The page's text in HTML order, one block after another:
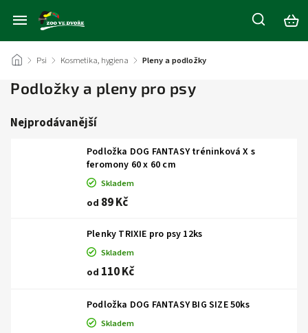
/ Psi / Kosmetika, hygiena / Pleny a podložky
Podložky a pleny pro psy
Nejprodávanější
Podložka DOG FANTASY tréninková X s
feromony 60 x 60 cm
Skladem
od 89 Kč
Plenky TRIXIE pro psy 12ks
Skladem
od 110 Kč
Podložka DOG FANTASY BIG SIZE 50ks
Skladem